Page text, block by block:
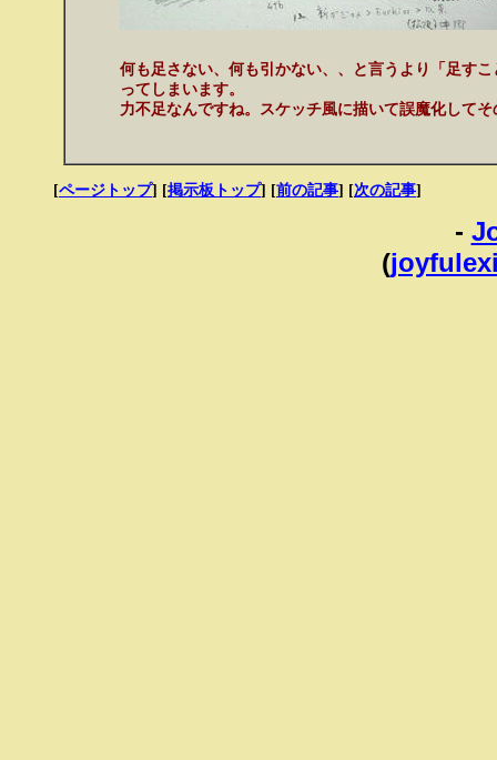
何も足さない、何も引かない、、と言うより「足す
ってしまいます。
力不足なんですね。スケッチ風に描いて誤魔化してそ
[ページトップ] [掲示板トップ] [前の記事] [次の記事]
-
(